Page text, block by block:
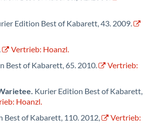
Edition Best of Kabarett, 43. 2009.
Vertrieb: Hoanzl.
Best of Kabarett, 65. 2010.
Vertrieb:
Kurier Edition Best of Kabarett,
Hoanzl.
Best of Kabarett, 110. 2012,
Vertrieb: